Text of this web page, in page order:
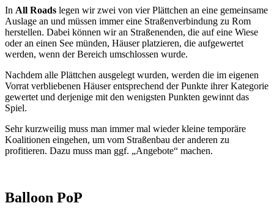
In All Roads legen wir zwei von vier Plättchen an eine gemeinsame
Auslage an und müssen immer eine Straßenverbindung zu Rom
herstellen. Dabei können wir an Straßenenden, die auf eine Wiese
oder an einen See münden, Häuser platzieren, die aufgewertet
werden, wenn der Bereich umschlossen wurde.
Nachdem alle Plättchen ausgelegt wurden, werden die im eigenen
Vorrat verbliebenen Häuser entsprechend der Punkte ihrer Kategorie
gewertet und derjenige mit den wenigsten Punkten gewinnt das
Spiel.
Sehr kurzweilig muss man immer mal wieder kleine temporäre
Koalitionen eingehen, um vom Straßenbau der anderen zu
profitieren. Dazu muss man ggf. „Angebote“ machen.
Balloon PoP